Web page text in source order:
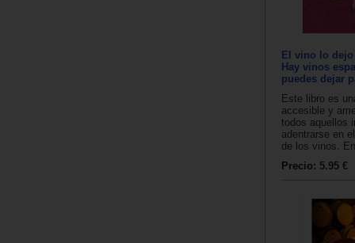
El vino lo
Hay vinos
puedes dejar
Este libro es
accesible y
todos aquellos
adentrarse en
de los vinos.
Precio: 5.95 €